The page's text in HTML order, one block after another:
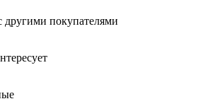
другими покупателями